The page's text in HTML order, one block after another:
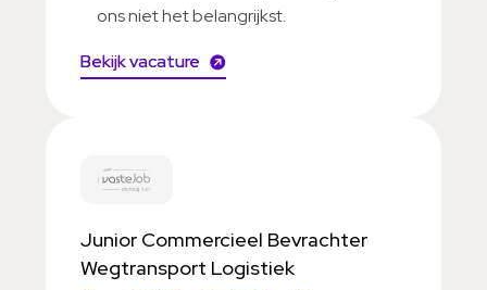
Binnen welk vakgebied wil je werken?
ons niet het belangrijkst.
Bekijk vacature
Junior Commercieel Bevrachter
Wegtransport Logistiek